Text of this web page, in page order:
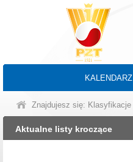
KALENDARZ
Znajdujesz się: Klasyfikacje
Aktualne listy kroczące